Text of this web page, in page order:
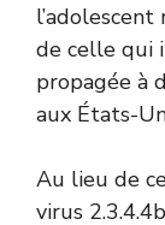
de celle qui
propagée à
aux États-
Au lieu de
virus